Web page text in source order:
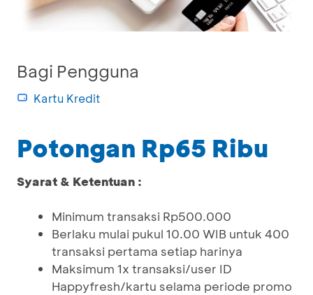
Bagi Pengguna
Kartu Kredit
Potongan Rp65 Ribu
Syarat & Ketentuan :
Minimum transaksi Rp500.000
Berlaku mulai pukul 10.00 WIB untuk 400
transaksi pertama setiap harinya
Maksimum 1x transaksi/user ID
Happyfresh/kartu selama periode promo